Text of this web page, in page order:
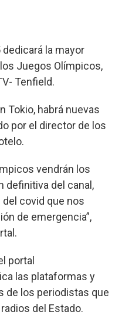
dedicará la mayor
Juegos Olímpicos,
Tenfield.
Tokio, habrá nuevas
por el director de los
vendrán los
definitiva del canal,
covid que nos
de emergencia”,
portal
las plataformas y
de los periodistas que
del Estado.